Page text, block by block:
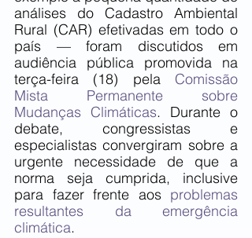
análises do Cadastro Ambiental
Rural (CAR) efetivadas em todo o
país — foram discutidos em
audiência pública promovida na
terça-feira (18) pela Comissão
Mista Permanente sobre
Mudanças Climáticas. Durante o
debate, congressistas e
especialistas convergiram sobre a
urgente necessidade de que a
norma seja cumprida, inclusive
para fazer frente aos problemas
resultantes da emergência
climática.